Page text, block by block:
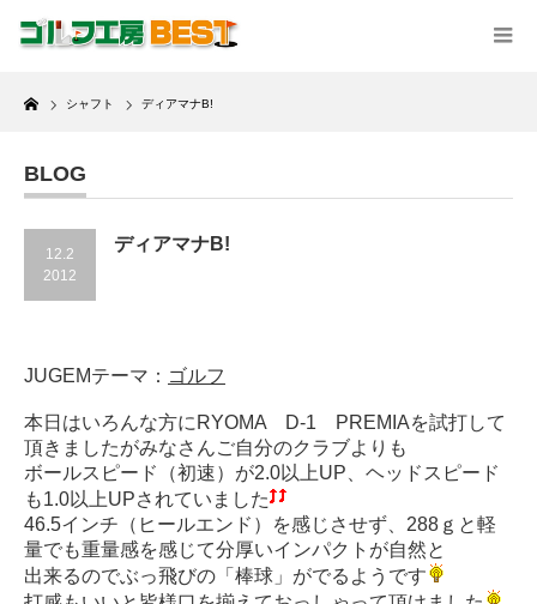
Home
シャフト ディアマナB!
BLOG
12.2
2012
ディアマナB!
JUGEMテーマ： ゴルフ
本日はいろんな方にRYOMA D-1 PREMIAを試打して
頂きましたがみなさんご自分のクラブよりも
ボールスピード（初速）が2.0以上UP、ヘッドスピード
も1.0以上UPされていました
46.5インチ（ヒールエンド）を感じさせず、288ｇと軽
量でも重量感を感じて分厚いインパクトが自然と
出来るのでぶっ飛びの「棒球」がでるようです